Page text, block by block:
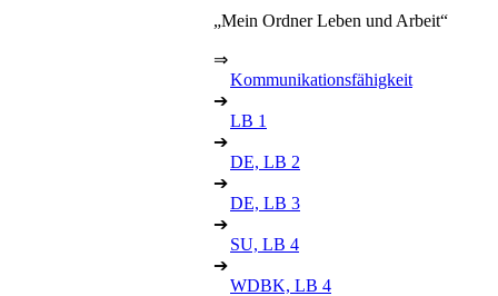
„Mein Ordner Leben und Arbeit“
⇒
Kommunikationsfähigkeit
➔
LB 1
➔
DE, LB 2
➔
DE, LB 3
➔
SU, LB 4
➔
WDBK, LB 4